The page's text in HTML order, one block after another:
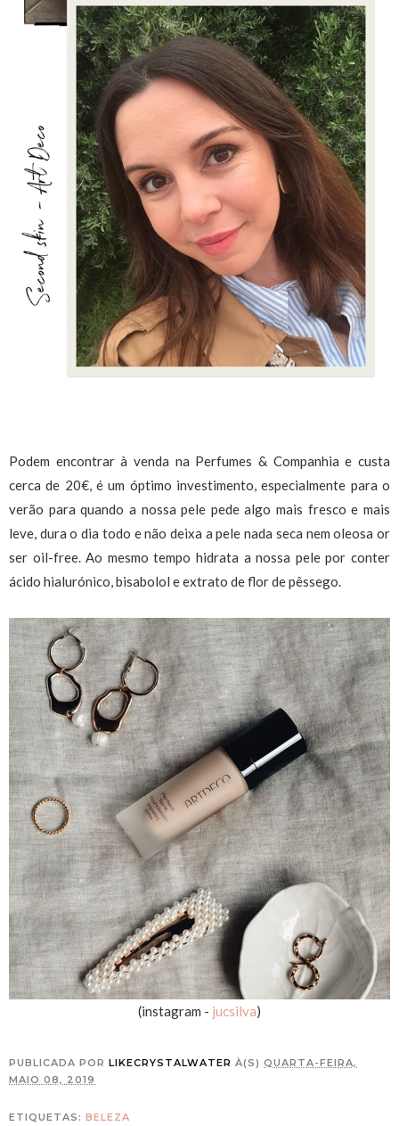
Podem encontrar à venda na Perfumes & Companhia e custa
cerca de 20€, é um óptimo investimento, especialmente para o
verão para quando a nossa pele pede algo mais fresco e mais
leve, dura o dia todo e não deixa a pele nada seca nem oleosa or
ser oil-free. Ao mesmo tempo hidrata a nossa pele por conter
ácido hialurónico, bisabolol e extrato de flor de pêssego.
(instagram - jucsilva)
PUBLICADA POR LIKECRYSTALWATER À(S) QUARTA-FEIRA,
MAIO 08, 2019
ETIQUETAS: BELEZA